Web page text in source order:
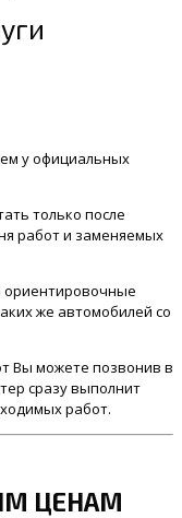
у официальных
только после
работ и заменяемых
ориентировочные
же автомобилей со
Вы можете позвонив в
сразу выполнит
работ.
ЦЕНАМ